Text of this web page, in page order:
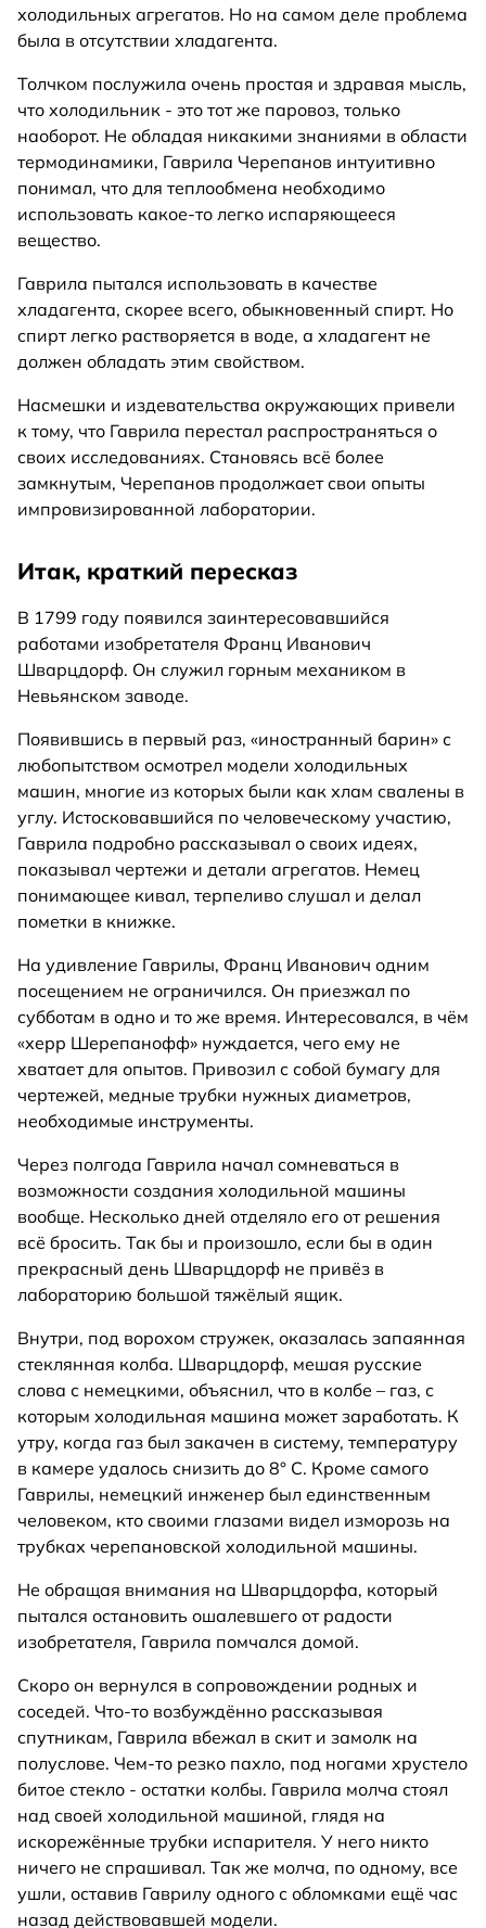
холодильных агрегатов. Но на самом деле проблема
была в отсутствии хладагента.
Толчком послужила очень простая и здравая мысль,
что холодильник - это тот же паровоз, только
наоборот. Не обладая никакими знаниями в области
термодинамики, Гаврила Черепанов интуитивно
понимал, что для теплообмена необходимо
использовать какое-то легко испаряющееся
вещество.
Гаврила пытался использовать в качестве
хладагента, скорее всего, обыкновенный спирт. Но
спирт легко растворяется в воде, а хладагент не
должен обладать этим свойством.
Насмешки и издевательства окружающих привели
к тому, что Гаврила перестал распространяться о
своих исследованиях. Становясь всё более
замкнутым, Черепанов продолжает свои опыты
импровизированной лаборатории.
Итак, краткий пересказ
В 1799 году появился заинтересовавшийся
работами изобретателя Франц Иванович
Шварцдорф. Он служил горным механиком в
Невьянском заводе.
Появившись в первый раз, «иностранный барин» с
любопытством осмотрел модели холодильных
машин, многие из которых были как хлам свалены в
углу. Истосковавшийся по человеческому участию,
Гаврила подробно рассказывал о своих идеях,
показывал чертежи и детали агрегатов. Немец
понимающее кивал, терпеливо слушал и делал
пометки в книжке.
На удивление Гаврилы, Франц Иванович одним
посещением не ограничился. Он приезжал по
субботам в одно и то же время. Интересовался, в чём
«херр Шерепанофф» нуждается, чего ему не
хватает для опытов. Привозил с собой бумагу для
чертежей, медные трубки нужных диаметров,
необходимые инструменты.
Через полгода Гаврила начал сомневаться в
возможности создания холодильной машины
вообще. Несколько дней отделяло его от решения
всё бросить. Так бы и произошло, если бы в один
прекрасный день Шварцдорф не привёз в
лабораторию большой тяжёлый ящик.
Внутри, под ворохом стружек, оказалась запаянная
стеклянная колба. Шварцдорф, мешая русские
слова с немецкими, объяснил, что в колбе – газ, с
которым холодильная машина может заработать. К
утру, когда газ был закачен в систему, температуру
в камере удалось снизить до 8° С. Кроме самого
Гаврилы, немецкий инженер был единственным
человеком, кто своими глазами видел изморозь на
трубках черепановской холодильной машины.
Не обращая внимания на Шварцдорфа, который
пытался остановить ошалевшего от радости
изобретателя, Гаврила помчался домой.
Скоро он вернулся в сопровождении родных и
соседей. Что-то возбуждённо рассказывая
спутникам, Гаврила вбежал в скит и замолк на
полуслове. Чем-то резко пахло, под ногами хрустело
битое стекло - остатки колбы. Гаврила молча стоял
над своей холодильной машиной, глядя на
искорежённые трубки испарителя. У него никто
ничего не спрашивал. Так же молча, по одному, все
ушли, оставив Гаврилу одного с обломками ещё час
назад действовавшей модели.